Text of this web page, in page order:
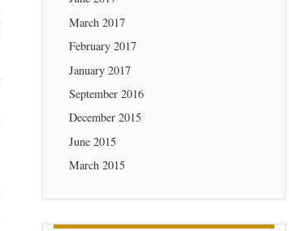
March 2017
February 2017
January 2017
September 2016
December 2015
June 2015
March 2015